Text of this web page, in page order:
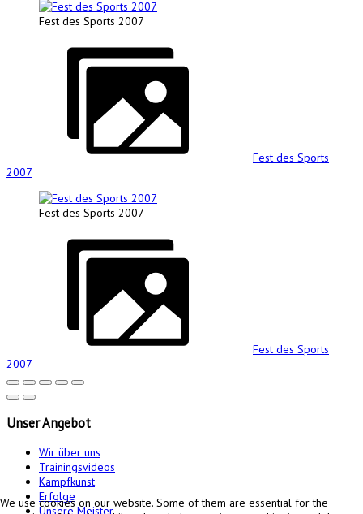
Fest des Sports 2007
Fest des Sports
2007
Fest des Sports 2007
Fest des Sports
2007
UnserAngebot
Wir über uns
Trainingsvideos
Kampfkunst
Erfolge
Unsere Meister
We use cookies on our website. Some of them are essential for the